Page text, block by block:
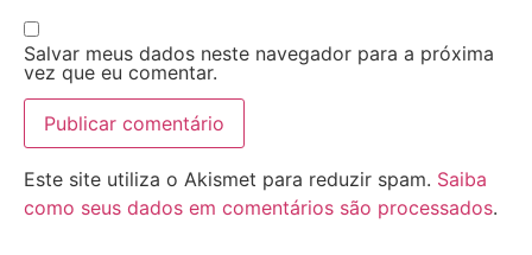
Salvar meus dados neste navegador para a próxima
vez que eu comentar.
Este site utiliza o Akismet para reduzir spam. Saiba
como seus dados em comentários são processados.